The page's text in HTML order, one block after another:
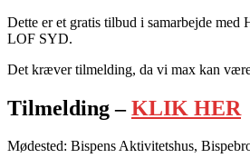
Dette er et gratis tilbud i samarbejde med
LOF SYD.
Det kræver tilmelding, da vi max kan
Tilmelding –KLIK HER
Mødested: Bispens Aktivitetshus,